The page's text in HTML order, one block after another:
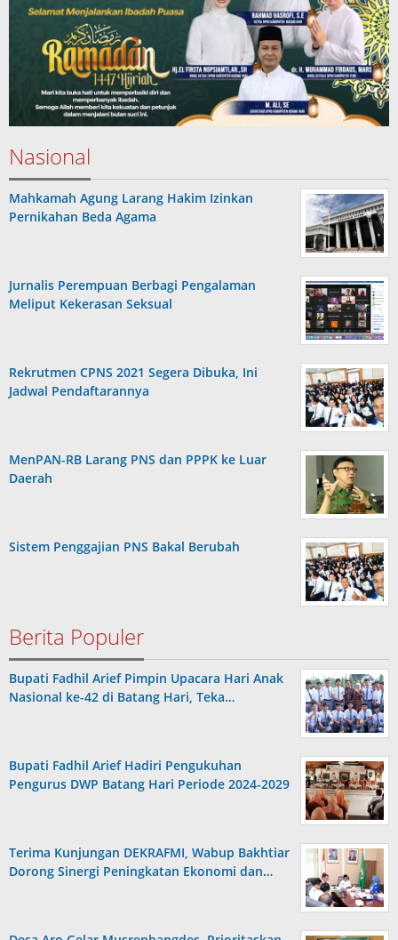
Nasional
Mahkamah Agung Larang Hakim Izinkan
Pernikahan Beda Agama
Jurnalis Perempuan Berbagi Pengalaman
Meliput Kekerasan Seksual
Rekrutmen CPNS 2021 Segera Dibuka, Ini
Jadwal Pendaftarannya
MenPAN-RB Larang PNS dan PPPK ke Luar
Daerah
Sistem Penggajian PNS Bakal Berubah
Berita Populer
Bupati Fadhil Arief Pimpin Upacara Hari Anak
Nasional ke-42 di Batang Hari, Teka…
Bupati Fadhil Arief Hadiri Pengukuhan
Pengurus DWP Batang Hari Periode 2024-2029
Terima Kunjungan DEKRAFMI, Wabup Bakhtiar
Dorong Sinergi Peningkatan Ekonomi dan…